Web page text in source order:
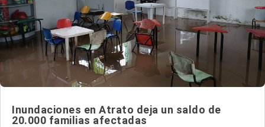
Inundaciones en Atrato deja un saldo de
20.000 familias afectadas